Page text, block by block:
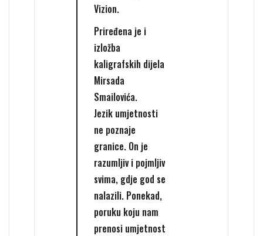
Vizion.
Priređena je i
izložba
kaligrafskih dijela
Mirsada
Smailovića.
Jezik umjetnosti
ne poznaje
granice. On je
razumljiv i pojmljiv
svima, gdje god se
nalazili. Ponekad,
poruku koju nam
prenosi umjetnost